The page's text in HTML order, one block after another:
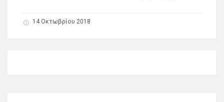
14 Οκτωβρίου 2018